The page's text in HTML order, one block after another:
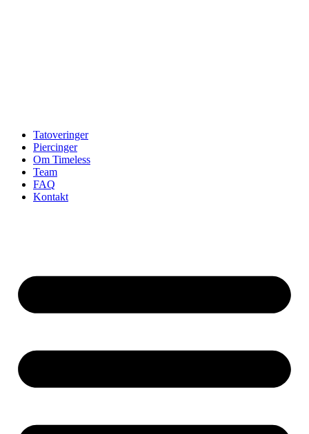
Tatoveringer
Piercinger
Om Timeless
Team
FAQ
Kontakt